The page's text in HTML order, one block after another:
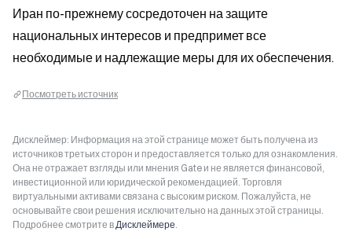
Иран по-прежнему сосредоточен на защите
национальных интересов и предпримет все
необходимые и надлежащие меры для их обеспечения.
Посмотреть источник
Дисклеймер: Информация на этой странице может быть получена из
источников третьих сторон и предоставляется только для ознакомления.
Она не отражает взгляды или мнения Gate и не является финансовой,
инвестиционной или юридической рекомендацией. Торговля
виртуальными активами связана с высоким риском. Пожалуйста, не
основывайте свои решения исключительно на данных этой страницы.
Подробнее смотрите вДисклеймере.